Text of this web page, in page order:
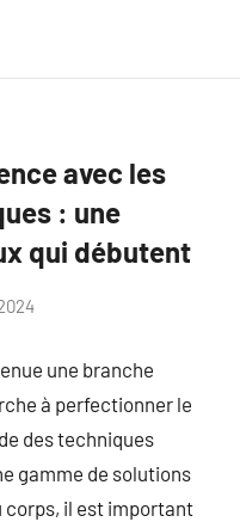
avec les
: une
qui débutent
une branche
à perfectionner le
des techniques
gamme de solutions
corps, il est important